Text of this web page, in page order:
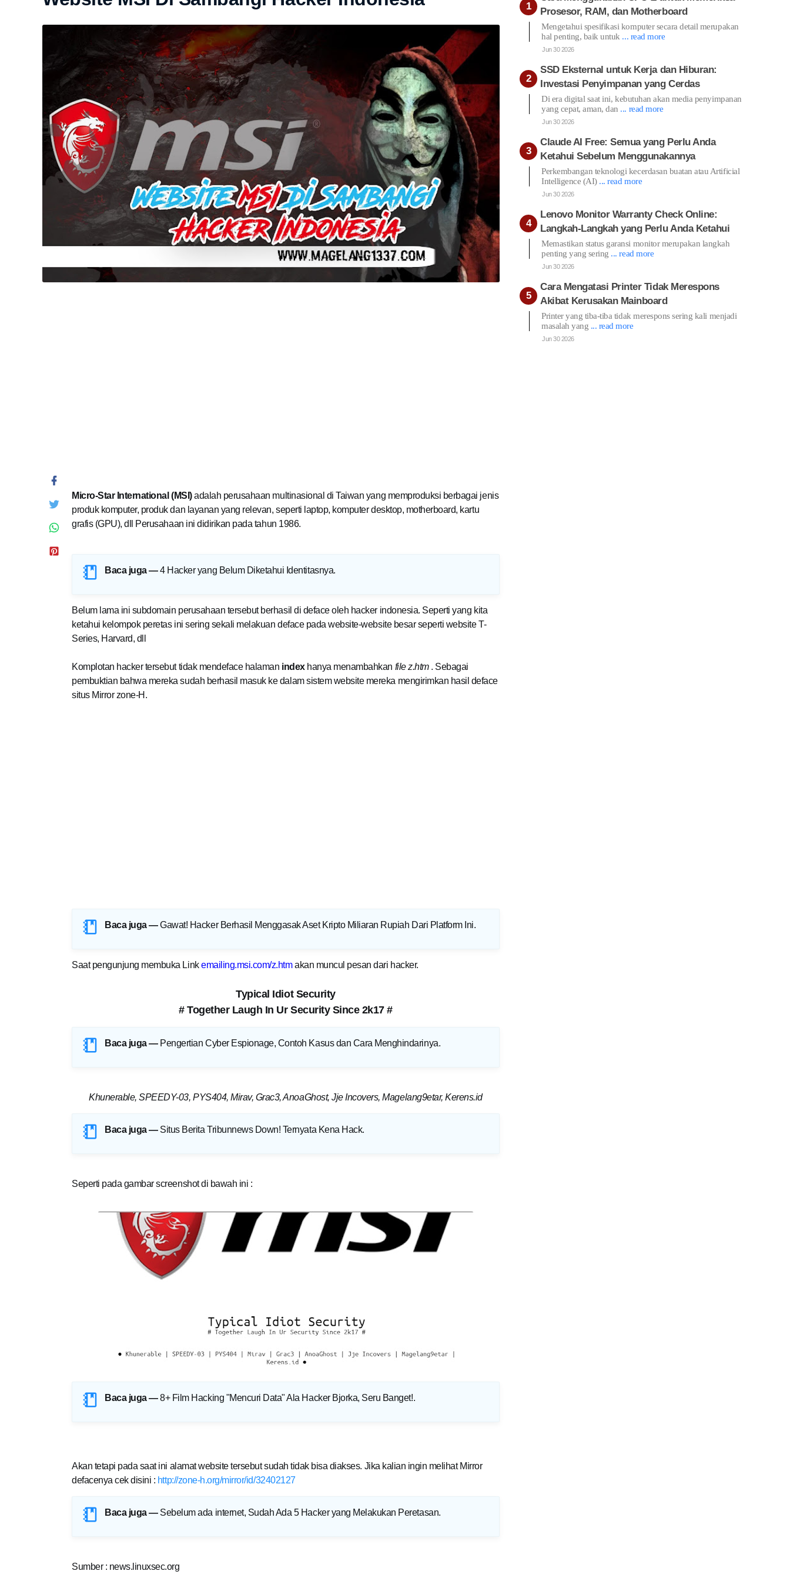
Micro-Star International (MSI)adalah perusahaan multinasional di Taiwan yang memproduksi berbagai jenis
produk komputer, produk dan layanan yang relevan, seperti laptop, komputer desktop, motherboard, kartu
grafis (GPU), dll Perusahaan ini didirikan pada tahun 1986.
Baca juga — 4 Hacker yang Belum Diketahui Identitasnya.
Belum lama ini subdomain perusahaan tersebut berhasil di deface oleh hacker indonesia. Seperti yang kita
ketahui kelompok peretas ini sering sekali melakuan deface pada website-website besar seperti website T-
Series, Harvard, dll
Komplotan hacker tersebut tidak mendeface halaman indexhanya menambahkan file z.htm. Sebagai
pembuktian bahwa mereka sudah berhasil masuk ke dalam sistem website mereka mengirimkan hasil deface
situs Mirror zone-H.
Baca juga — Gawat! Hacker Berhasil Menggasak Aset Kripto Miliaran Rupiah Dari Platform Ini.
Saat pengunjung membuka Linkemailing.msi.com/z.htmakan muncul pesan dari hacker.
Typical Idiot Security
# Together Laugh In Ur Security Since 2k17 #
Baca juga — Pengertian Cyber Espionage, Contoh Kasus dan Cara Menghindarinya.
Khunerable, SPEEDY-03, PYS404, Mirav, Grac3, AnoaGhost, Jje Incovers, Magelang9etar, Kerens.id
Baca juga — Situs Berita Tribunnews Down! Ternyata Kena Hack.
Seperti pada gambar screenshot di bawah ini :
Baca juga — 8+ Film Hacking "Mencuri Data" Ala Hacker Bjorka, Seru Banget!.
Akan tetapi pada saat ini alamat website tersebut sudah tidak bisa diakses. Jika kalian ingin melihat Mirror
defacenya cek disini : http://zone-h.org/mirror/id/32402127
Baca juga — Sebelum ada internet, Sudah Ada 5 Hacker yang Melakukan Peretasan.
Sumber : news.linuxsec.org
Prosesor, RAM, dan Motherboard
Mengetahui spesifikasi komputer secara detail merupakan
hal penting, baik untuk ... read more
Jun 30 2026
SSD Eksternal untuk Kerja dan Hiburan:
Investasi Penyimpanan yang Cerdas
Di era digital saat ini, kebutuhan akan media penyimpanan
yang cepat, aman, dan ... read more
Jun 30 2026
Claude AI Free: Semua yang Perlu Anda
Ketahui Sebelum Menggunakannya
Perkembangan teknologi kecerdasan buatan atau Artificial
Intelligence (AI) ... read more
Jun 30 2026
Lenovo Monitor Warranty Check Online:
Langkah-Langkah yang Perlu Anda Ketahui
Memastikan status garansi monitor merupakan langkah
penting yang sering ... read more
Jun 30 2026
Cara Mengatasi Printer Tidak Merespons
Akibat Kerusakan Mainboard
Printer yang tiba-tiba tidak merespons sering kali menjadi
masalah yang ... read more
Jun 30 2026